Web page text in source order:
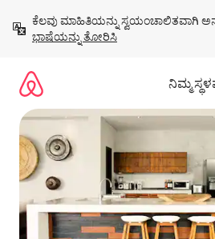
ಹೋಗಿ
ಕೆಲವು ಮಾಹಿತಿಯನ್ನು ಸ್ವಯಂಚಾಲಿತವಾಗಿ
ಭಾಷೆಯನ್ನು ತೋರಿಸಿ
ನಿಮ್ಮ